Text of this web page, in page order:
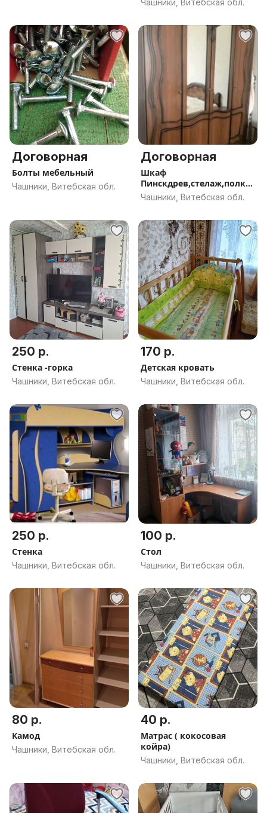
Чашники, Витебская обл.
Договорная
Болты мебельный
Чашники, Витебская обл.
Договорная
Шкаф
Пинскдрев,стелаж,полки
подкраватные Пинскдрев
Чашники, Витебская обл.
250 р.
Стенка -горка
Чашники, Витебская обл.
170 р.
Детская кровать
Чашники, Витебская обл.
250 р.
Стенка
Чашники, Витебская обл.
100 р.
Стол
Чашники, Витебская обл.
80 р.
Камод
Чашники, Витебская обл.
40 р.
Матрас ( кокосовая
койра)
Чашники, Витебская обл.